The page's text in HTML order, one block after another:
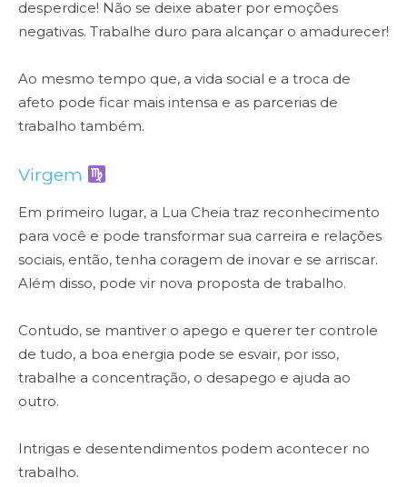
desperdice! Não se deixe abater por emoções
negativas. Trabalhe duro para alcançar o amadurecer!
Ao mesmo tempo que, a vida social e a troca de
afeto pode ficar mais intensa e as parcerias de
trabalho também.
Virgem
Em primeiro lugar, a Lua Cheia traz reconhecimento
para você e pode transformar sua carreira e relações
sociais, então, tenha coragem de inovar e se arriscar.
Além disso, pode vir nova proposta de trabalho.
Contudo, se mantiver o apego e querer ter controle
de tudo, a boa energia pode se esvair, por isso,
trabalhe a concentração, o desapego e ajuda ao
outro.
Intrigas e desentendimentos podem acontecer no
trabalho.